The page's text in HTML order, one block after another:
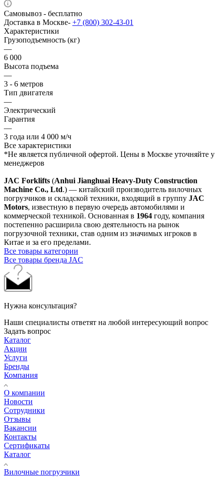
Самовывоз - бесплатно
Доставка в Москве- +7 (800) 302-43-01
Характеристики
Грузоподъемность (кг)
—
6 000
Высота подъема
—
3 - 6 метров
Тип двигателя
—
Электрический
Гарантия
—
3 года или 4 000 м/ч
Все характеристики
*Не является публичной офертой. Цены в Москве уточняйте у
менеджеров
JAC Forklifts (Anhui Jianghuai Heavy-Duty Construction
Machine Co., Ltd.) — китайский производитель вилочных
погрузчиков и складской техники, входящий в группу JAC
Motors, известную в первую очередь автомобилями и
коммерческой техникой. Основанная в 1964 году, компания
постепенно расширила свою деятельность на рынок
погрузочной техники, став одним из значимых игроков в
Китае и за его пределами.
Все товары категории
Все товары бренда JAC
Нужна консультация?
Наши специалисты ответят на любой интересующий вопрос
Задать вопрос
Каталог
Акции
Услуги
Бренды
Компания
О компании
Новости
Сотрудники
Отзывы
Вакансии
Контакты
Сертификаты
Каталог
Вилочные погрузчики